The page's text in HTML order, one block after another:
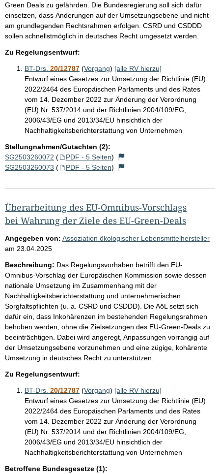
Green Deals zu gefährden. Die Bundesregierung soll sich dafür
einsetzen, dass Änderungen auf der Umsetzungsebene und nicht
am grundlegenden Rechtsrahmen erfolgen. CSRD und CSDDD
sollen schnellstmöglich in deutsches Recht umgesetzt werden.
Zu Regelungsentwurf:
BT-Drs. 20/12787 (Vorgang) [alle RV hierzu]
Entwurf eines Gesetzes zur Umsetzung der Richtlinie (EU)
2022/2464 des Europäischen Parlaments und des Rates
vom 14. Dezember 2022 zur Änderung der Verordnung
(EU) Nr. 537/2014 und der Richtlinien 2004/109/EG,
2006/43/EG und 2013/34/EU hinsichtlich der
Nachhaltigkeitsberichterstattung von Unternehmen
Stellungnahmen/Gutachten (2):
SG2503260072 ( PDF - 5 Seiten)
SG2503260073 ( PDF - 5 Seiten)
Überarbeitung des EU-Omnibus-Vorschlags
bei Wahrung der Ziele des EU-Green-Deals
Angegeben von: Assoziation ökologischer Lebensmittelhersteller
am 23.04.2025
Beschreibung: Das Regelungsvorhaben betrifft den EU-
Omnibus-Vorschlag der Europäischen Kommission sowie dessen
nationale Umsetzung im Zusammenhang mit der
Nachhaltigkeitsberichterstattung und unternehmerischen
Sorgfaltspflichten (u. a. CSRD und CSDDD). Die AöL setzt sich
dafür ein, dass Inkohärenzen im bestehenden Regelungsrahmen
behoben werden, ohne die Zielsetzungen des EU-Green-Deals zu
beeinträchtigen. Dabei wird angeregt, Anpassungen vorrangig auf
der Umsetzungsebene vorzunehmen und eine zügige, kohärente
Umsetzung in deutsches Recht zu unterstützen.
Zu Regelungsentwurf:
BT-Drs. 20/12787 (Vorgang) [alle RV hierzu]
Entwurf eines Gesetzes zur Umsetzung der Richtlinie (EU)
2022/2464 des Europäischen Parlaments und des Rates
vom 14. Dezember 2022 zur Änderung der Verordnung
(EU) Nr. 537/2014 und der Richtlinien 2004/109/EG,
2006/43/EG und 2013/34/EU hinsichtlich der
Nachhaltigkeitsberichterstattung von Unternehmen
Betroffene Bundesgesetze (1):